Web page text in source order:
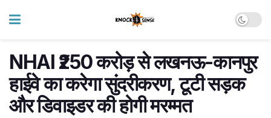
NHAI ₹250 करोड़ से लखनऊ-कानपुर
हाईवे का करेगा सुंदरीकरण, टूटी सड़क
और डिवाइडर की होगी मरम्मत